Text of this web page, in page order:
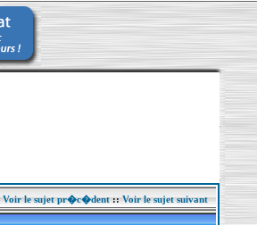
Voir le sujet pr�c�dent::Voir le sujet suivant